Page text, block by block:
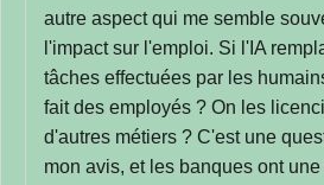
autre aspect qui me semble
l'impact sur l'emploi. Si l'IA
tâches effectuées par les
fait des employés ? On les
d'autres métiers ? C'est une
mon avis, et les banques ont